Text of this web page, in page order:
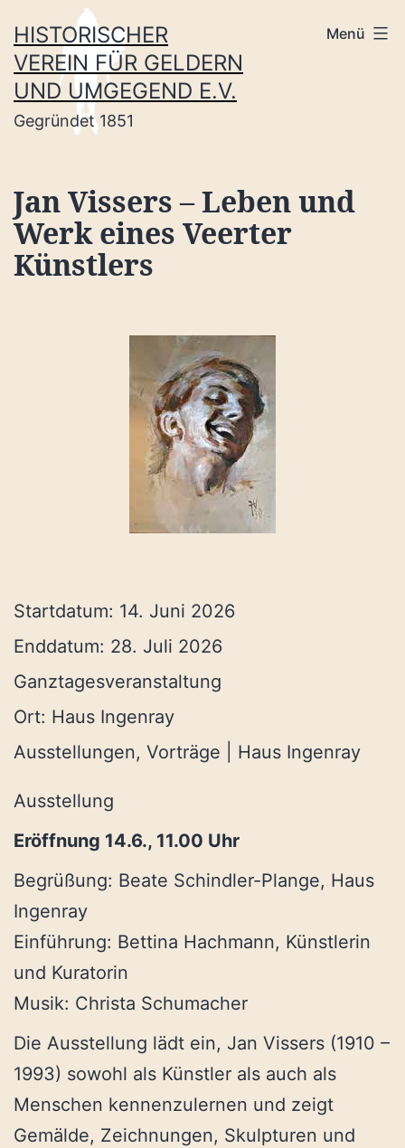
Inhalt
springen
HISTORISCHER
VEREIN FÜR GELDERN
UND UMGEGEND E.V.
Gegründet 1851
Menü
Jan Vissers – Leben und
Werk eines Veerter
Künstlers
Startdatum: 14. Juni 2026
Enddatum: 28. Juli 2026
Ganztagesveranstaltung
Ort: Haus Ingenray
Ausstellungen, Vorträge | Haus Ingenray
Ausstellung
Eröffnung 14.6., 11.00 Uhr
Begrüßung: Beate Schindler-Plange, Haus
Ingenray
Einführung: Bettina Hachmann, Künstlerin
und Kuratorin
Musik: Christa Schumacher
Die Ausstellung lädt ein, Jan Vissers (1910 –
1993) sowohl als Künstler als auch als
Menschen kennenzulernen und zeigt
Gemälde, Zeichnungen, Skulpturen und